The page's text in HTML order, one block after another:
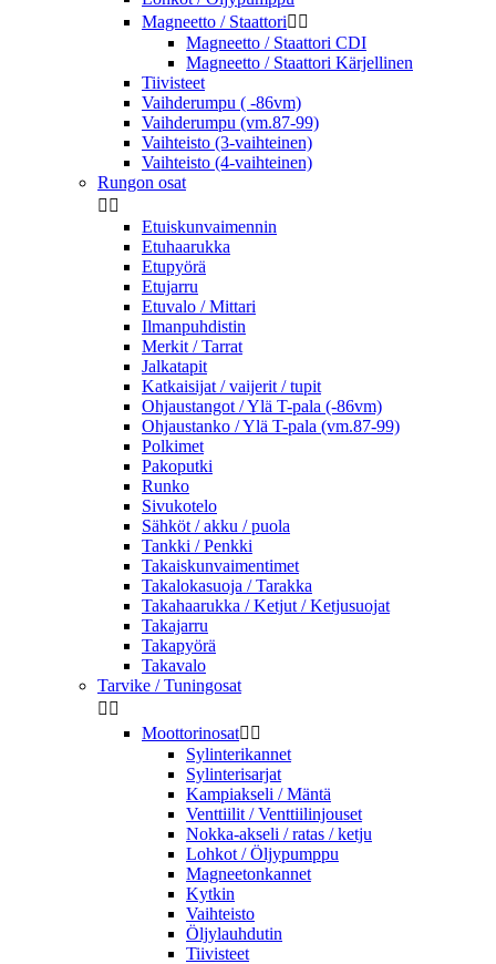
Magneetto / Staattori 
Magneetto / Staattori CDI
Magneetto / Staattori Kärjellinen
Tiivisteet
Vaihderumpu ( -86vm)
Vaihderumpu (vm.87-99)
Vaihteisto (3-vaihteinen)
Vaihteisto (4-vaihteinen)
Rungon osat
 
Etuiskunvaimennin
Etuhaarukka
Etupyörä
Etujarru
Etuvalo / Mittari
Ilmanpuhdistin
Merkit / Tarrat
Jalkatapit
Katkaisijat / vaijerit / tupit
Ohjaustangot / Ylä T-pala (-86vm)
Ohjaustanko / Ylä T-pala (vm.87-99)
Polkimet
Pakoputki
Runko
Sivukotelo
Sähköt / akku / puola
Tankki / Penkki
Takaiskunvaimentimet
Takalokasuoja / Tarakka
Takahaarukka / Ketjut / Ketjusuojat
Takajarru
Takapyörä
Takavalo
Tarvike / Tuningosat
 
Moottorinosat 
Sylinterikannet
Sylinterisarjat
Kampiakseli / Mäntä
Venttiilit / Venttiilinjouset
Nokka-akseli / ratas / ketju
Lohkot / Öljypumppu
Magneetonkannet
Kytkin
Vaihteisto
Öljylauhdutin
Tiivisteet